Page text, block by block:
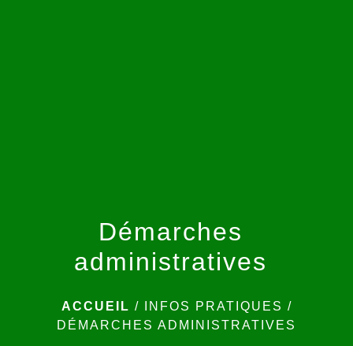
Démarches
administratives
ACCUEIL / INFOS PRATIQUES /
DÉMARCHES ADMINISTRATIVES